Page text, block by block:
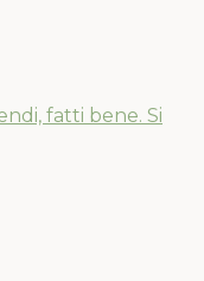
fatti bene. Si
effettuati